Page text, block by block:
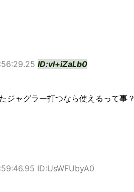
ID:vl+iZaLb0
ジャグラー打つなら使えるって事？
ID:UsWFUbyA0